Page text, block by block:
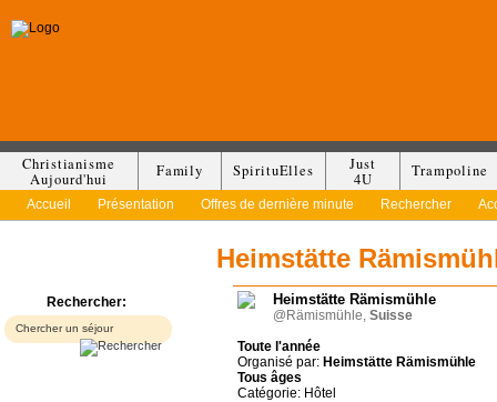
Christianisme
Aujourd'hui
Family SpirituElles
Just
4U
Trampoline
Accueil Présentation Offres de dernière minute Rechercher
Rechercher:
Heimstätte
Heimstätte Rämismühle
@Rämismühle, Suisse
Toute l'année
Organisé par: Heimstätte Rämismühle
Tous âges
Catégorie: Hôtel